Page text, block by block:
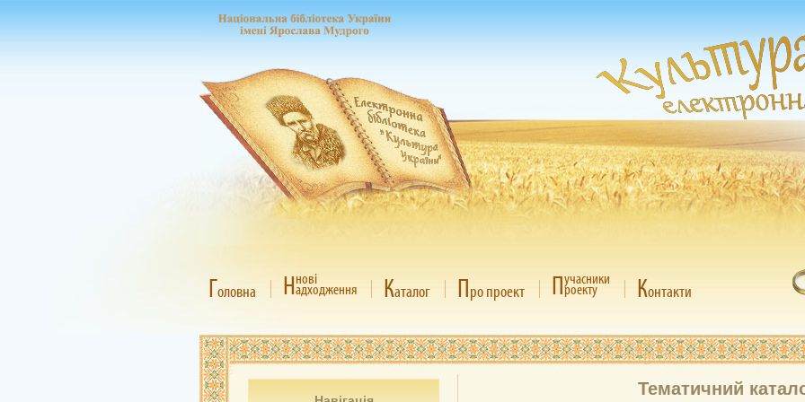
Головна Ннові
адходження Каталог Про проект Пучасники
роекту Контакти
Тематичний